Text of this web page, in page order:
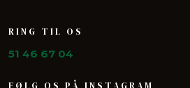
​RING TIL OS
51 46 67 04
FØLG OS PÅ INSTAGRAM